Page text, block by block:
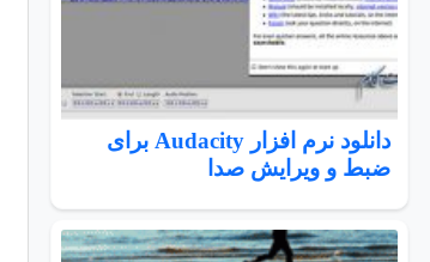
دانلود نرم افزار Audacity برای
ضبط و ویرایش صدا